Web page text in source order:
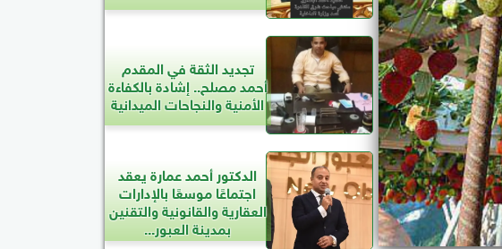
تجديد الثقة في المقدم
أحمد مصلح.. إشادة بالكفاءة
الأمنية والنجاحات الميدانية
الدكتور أحمد عمارة يعقد
اجتماعًا موسعًا بالإدارات
العقارية والقانونية والتقنين
بمدينة العبور...